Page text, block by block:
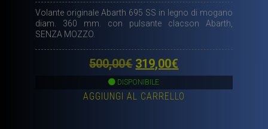
Volante originale Abarth 695 SS in legno di mogano
diam. 360 mm. con pulsante clacson Abarth,
SENZA MOZZO.
500,00€ Il
prezzo
originale
319,00€
attuale
DISPONIBILE
AGGIUNGI AL CARRELLO